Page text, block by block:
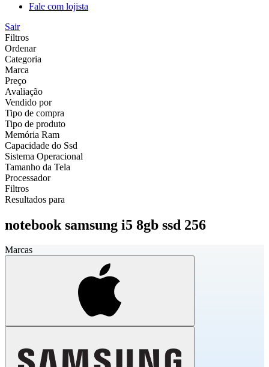
Fale com lojista
Sair
Filtros
Ordenar
Categoria
Marca
Preço
Avaliação
Vendido por
Tipo de compra
Tipo de produto
Memória Ram
Capacidade do Ssd
Sistema Operacional
Tamanho da Tela
Processador
Filtros
Resultados para
notebook samsung i5 8gb ssd 256
Marcas